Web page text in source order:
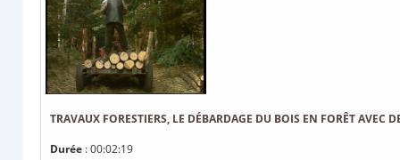
TRAVAUX FORESTIERS, LE DÉBARDAGE DU BOIS EN FORÊT AVEC
Durée : 00:02:19